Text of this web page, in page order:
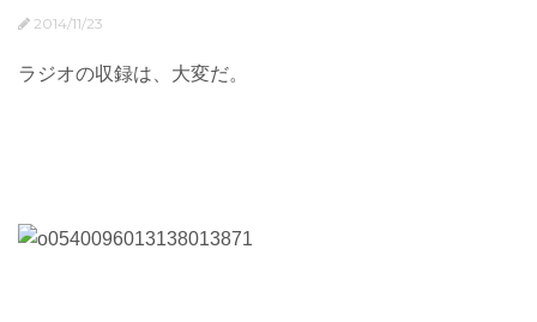
2014/11/23
ラジオの収録は、大変だ。